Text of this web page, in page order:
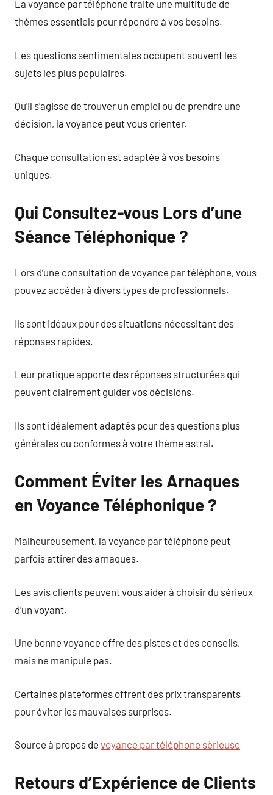
La voyance par téléphone traite une multitude de
thèmes essentiels pour répondre à vos besoins.
Les questions sentimentales occupent souvent les
sujets les plus populaires.
Qu’il s’agisse de trouver un emploi ou de prendre une
décision, la voyance peut vous orienter.
Chaque consultation est adaptée à vos besoins
uniques.
Qui Consultez-vous Lors d’une
Séance Téléphonique ?
Lors d’une consultation de voyance par téléphone, vous
pouvez accéder à divers types de professionnels.
Ils sont idéaux pour des situations nécessitant des
réponses rapides.
Leur pratique apporte des réponses structurées qui
peuvent clairement guider vos décisions.
Ils sont idéalement adaptés pour des questions plus
générales ou conformes à votre thème astral.
Comment Éviter les Arnaques
en Voyance Téléphonique ?
Malheureusement, la voyance par téléphone peut
parfois attirer des arnaques.
Les avis clients peuvent vous aider à choisir du sérieux
d’un voyant.
Une bonne voyance offre des pistes et des conseils,
mais ne manipule pas.
Certaines plateformes offrent des prix transparents
pour éviter les mauvaises surprises.
Source à propos de voyance par téléphone sèrieuse
Retours d’Expérience de Clients